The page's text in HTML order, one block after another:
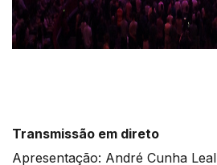
Transmissão em direto
Apresentação: André Cunha Leal